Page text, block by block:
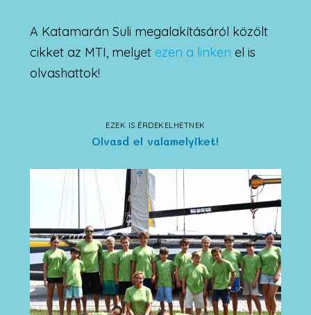
A Katamarán Suli megalakításáról közölt
cikket az MTI, melyet ezen a linken el is
olvashattok!
EZEK IS ÉRDEKELHETNEK
Olvasd el valamelyiket!